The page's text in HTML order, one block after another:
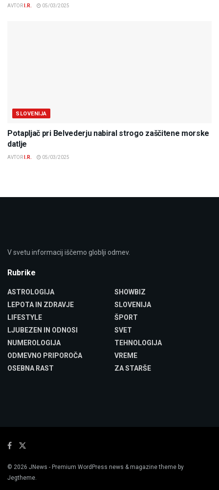
AVTOR I.R. 05/03/2025
SLOVENIJA
Potapljač pri Belvederju nabiral strogo zaščitene morske
datlje
AVTOR I.R. 05/03/2025
V svetu informacij iščemo globlji odmev.
Rubrike
ASTROLOGIJA
LEPOTA IN ZDRAVJE
LIFESTYLE
LJUBEZEN IN ODNOSI
NUMEROLOGIJA
ODMEVNO PRIPOROČA
OSEBNA RAST
SHOWBIZ
SLOVENIJA
ŠPORT
SVET
TEHNOLOGIJA
VREME
ZA STARŠE
© 2026 JNews - Premium WordPress news & magazine theme by
Jegtheme.